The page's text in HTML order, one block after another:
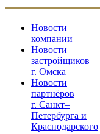
Новости
компании
Новости
застройщиков
г. Омска
Новости
партнёров
г. Санкт–
Петербурга и
Краснодарского